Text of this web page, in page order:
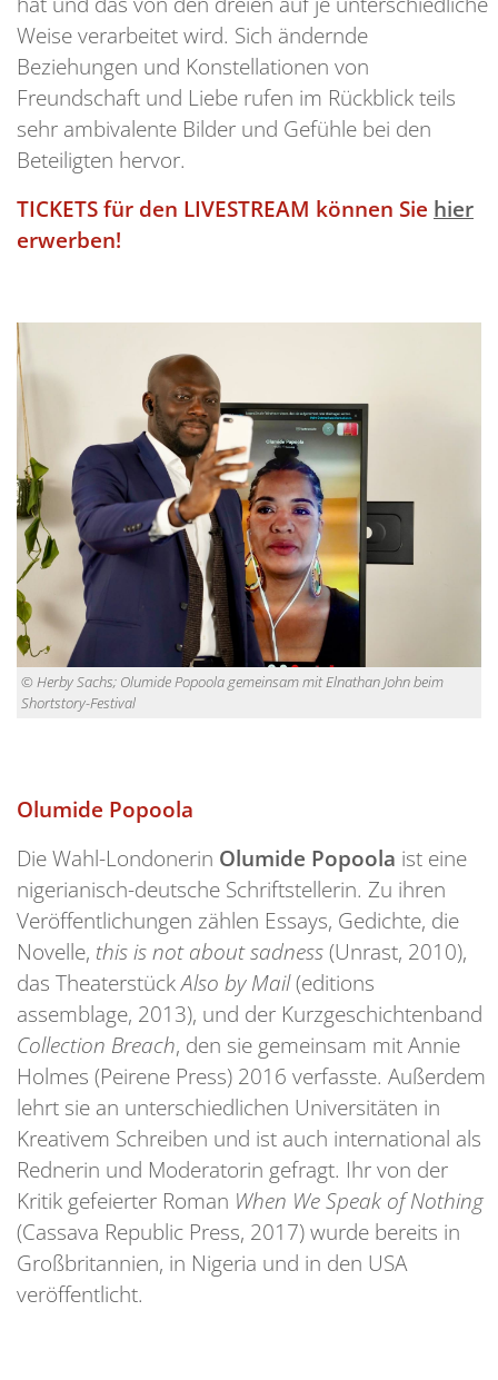
Weise verarbeitet wird. Sich ändernde
Beziehungen und Konstellationen von
Freundschaft und Liebe rufen im Rückblick teils
sehr ambivalente Bilder und Gefühle bei den
Beteiligten hervor.
TICKETS für den LIVESTREAM können Sie hier
erwerben!
© Herby Sachs; Olumide Popoola gemeinsam mit Elnathan John beim
Shortstory-Festival
Olumide Popoola
Die Wahl-Londonerin Olumide Popoola ist eine
nigerianisch-deutsche Schriftstellerin. Zu ihren
Veröffentlichungen zählen Essays, Gedichte, die
Novelle, this is not about sadness(Unrast, 2010),
das TheaterstückAlso by Mail(editions
assemblage, 2013), und der Kurzgeschichtenband
Collection Breach, den sie gemeinsam mit Annie
Holmes (Peirene Press) 2016 verfasste. Außerdem
lehrt sie an unterschiedlichen Universitäten in
Kreativem Schreiben und ist auch international als
Rednerin und Moderatorin gefragt. Ihr von der
Kritik gefeierter Roman When We Speak of Nothing
(Cassava Republic Press, 2017) wurde bereits in
Großbritannien, in Nigeria und in den USA
veröffentlicht.